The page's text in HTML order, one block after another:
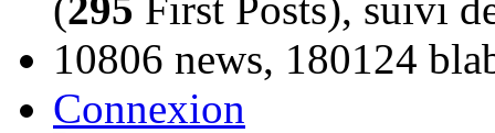
10806 news, 180124
Connexion